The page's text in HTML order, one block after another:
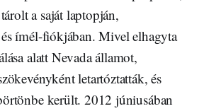
a saját laptopján,
ímél-fiókjában. Mivel elhagyta
alatt Nevada államot,
letartóztatták, és
került. 2012 júniusában